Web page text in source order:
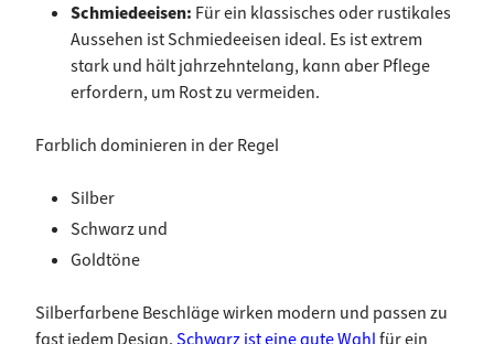
Schmiedeeisen: Für ein klassisches oder rustikales
Aussehen ist Schmiedeeisen ideal. Es ist extrem
stark und hält jahrzehntelang, kann aber Pflege
erfordern, um Rost zu vermeiden.
Farblich dominieren in der Regel
Silber
Schwarzund
Goldtöne
Silberfarbene Beschläge wirken modern und passen zu